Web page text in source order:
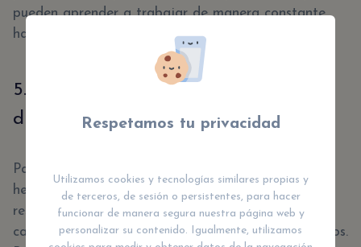
pueden aprender a trabajar de manera constante
hacia sus objetivos escolares.
5. Fomenta la responsabilidad y la
disciplina
Para los niños, una agenda es una excelente
herramienta educativa que fomenta la
responsabilidad y la disciplina. Aprenden a hacerse
cargo de sus tareas y a cumplir con sus compromisos.
Respetamos tu privacidad
Utilizamos cookies y tecnologías similares propias y
de terceros, de sesión o persistentes, para hacer
funcionar de manera segura nuestra página web y
personalizar su contenido. Igualmente, utilizamos